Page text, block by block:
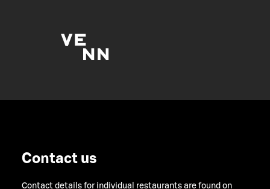
Contact us
Contact details for individual restaurants are found on